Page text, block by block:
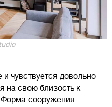
чувствуется довольно
на свою близость к
сооружения